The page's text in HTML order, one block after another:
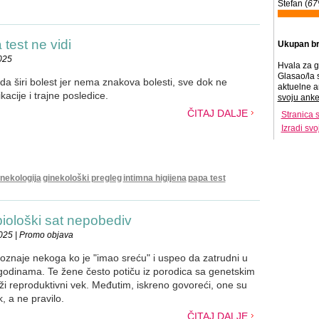
test ne vidi
širi bolest jer nema znakova bolesti, sve dok ne
i trajne posledice.
ČITAJ DALJE
ginekološki pregleg intimna higijena papa test
sat nepobediv
| Promo objava
nekoga ko je "imao sreću" i uspeo da zatrudni u
Te žene često potiču iz porodica sa genetskim
reproduktivni vek. Međutim, iskreno govoreći, one su
a ne pravilo.
ČITAJ DALJE
Stefan (
Ukupan
Hvala za
Glasao/la
aktuelne
svoju
Stranica
Izradi